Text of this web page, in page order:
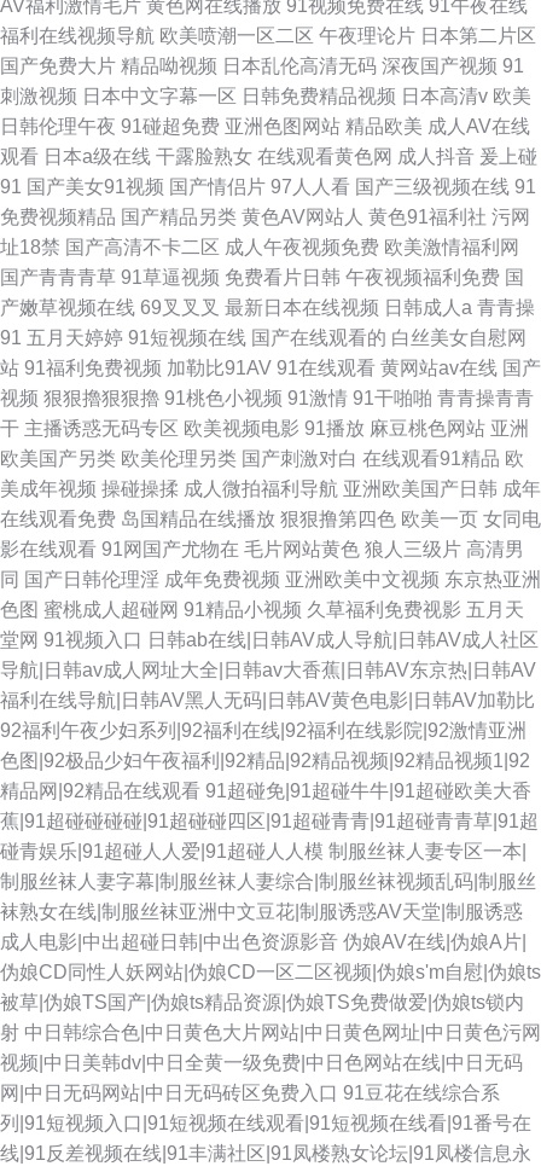
AV福利激情毛片 黄色网在线播放 91视频免费在线 91午夜在线
福利在线视频导航 欧美喷潮一区二区 午夜理论片 日本第二片区
国产免费大片 精品呦视频 日本乱伦高清无码 深夜国产视频 91
刺激视频 日本中文字幕一区 日韩免费精品视频 日本高清v 欧美
日韩伦理午夜 91碰超免费 亚洲色图网站 精品欧美 成人AV在线
观看 日本a级在线 干露脸熟女 在线观看黄色网 成人抖音 爰上碰
91 国产美女91视频 国产情侣片 97人人看 国产三级视频在线 91
免费视频精品 国产精品另类 黄色AV网站人 黄色91福利社 污网
址18禁 国产高清不卡二区 成人午夜视频免费 欧美激情福利网
国产青青青草 91草逼视频 免费看片日韩 午夜视频福利免费 国
产嫩草视频在线 69叉叉叉 最新日本在线视频 日韩成人a 青青操
91 五月天婷婷 91短视频在线 国产在线观看的 白丝美女自慰网
站 91福利免费视频 加勒比91AV 91在线观看 黄网站av在线 国产
视频 狠狠擼狠狠擼 91桃色小视频 91激情 91干啪啪 青青操青青
干 主播诱惑无码专区 欧美视频电影 91播放 麻豆桃色网站 亚洲
欧美国产另类 欧美伦理另类 国产刺激对白 在线观看91精品 欧
美成年视频 操碰操揉 成人微拍福利导航 亚洲欧美国产日韩 成年
在线观看免费 岛国精品在线播放 狠狠撸第四色 欧美一页 女同电
影在线观看 91网国产尤物在 毛片网站黄色 狼人三级片 高清男
同 国产日韩伦理淫 成年免费视频 亚洲欧美中文视频 东京热亚洲
色图 蜜桃成人超碰网 91精品小视频 久草福利免费视影 五月天
堂网 91视频入口 日韩ab在线|日韩AV成人导航|日韩AV成人社区
导航|日韩av成人网址大全|日韩av大香蕉|日韩AV东京热|日韩AV
福利在线导航|日韩AV黑人无码|日韩AV黄色电影|日韩AV加勒比
92福利午夜少妇系列|92福利在线|92福利在线影院|92激情亚洲
色图|92极品少妇午夜福利|92精品|92精品视频|92精品视频1|92
精品网|92精品在线观看 91超碰免|91超碰牛牛|91超碰欧美大香
蕉|91超碰碰碰碰|91超碰碰四区|91超碰青青|91超碰青青草|91超
碰青娱乐|91超碰人人爱|91超碰人人模 制服丝袜人妻专区一本|
制服丝袜人妻字幕|制服丝袜人妻综合|制服丝袜视频乱码|制服丝
袜熟女在线|制服丝袜亚洲中文豆花|制服诱惑AV天堂|制服诱惑
成人电影|中出超碰日韩|中出色资源影音 伪娘AV在线|伪娘A片|
伪娘CD同性人妖网站|伪娘CD一区二区视频|伪娘s'm自慰|伪娘ts
被草|伪娘TS国产|伪娘ts精品资源|伪娘TS免费做爱|伪娘ts锁内
射 中日韩综合色|中日黄色大片网站|中日黄色网址|中日黄色污网
视频|中日美韩dv|中日全黄一级免费|中日色网站在线|中日无码
网|中日无码网站|中日无码砖区免费入口 91豆花在线综合系
列|91短视频入口|91短视频在线观看|91短视频在线看|91番号在
线|91反差视频在线|91丰满社区|91凤楼熟女论坛|91凤楼信息永